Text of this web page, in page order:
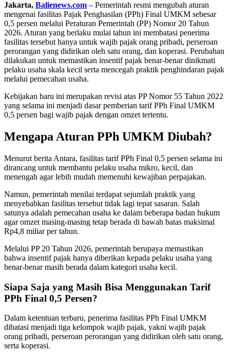
Jakarta, Balienews.com – Pemerintah resmi mengubah aturan
mengenai fasilitas Pajak Penghasilan (PPh) Final UMKM sebesar
0,5 persen melalui Peraturan Pemerintah (PP) Nomor 20 Tahun
2026. Aturan yang berlaku mulai tahun ini membatasi penerima
fasilitas tersebut hanya untuk wajib pajak orang pribadi, perseroan
perorangan yang didirikan oleh satu orang, dan koperasi. Perubahan
dilakukan untuk memastikan insentif pajak benar-benar dinikmati
pelaku usaha skala kecil serta mencegah praktik penghindaran pajak
melalui pemecahan usaha.
Kebijakan baru ini merupakan revisi atas PP Nomor 55 Tahun 2022
yang selama ini menjadi dasar pemberian tarif PPh Final UMKM
0,5 persen bagi wajib pajak dengan omzet tertentu.
Mengapa Aturan PPh UMKM Diubah?
Menurut berita Antara, fasilitas tarif PPh Final 0,5 persen selama ini
dirancang untuk membantu pelaku usaha mikro, kecil, dan
menengah agar lebih mudah memenuhi kewajiban perpajakan.
Namun, pemerintah menilai terdapat sejumlah praktik yang
menyebabkan fasilitas tersebut tidak lagi tepat sasaran. Salah
satunya adalah pemecahan usaha ke dalam beberapa badan hukum
agar omzet masing-masing tetap berada di bawah batas maksimal
Rp4,8 miliar per tahun.
Melalui PP 20 Tahun 2026, pemerintah berupaya memastikan
bahwa insentif pajak hanya diberikan kepada pelaku usaha yang
benar-benar masih berada dalam kategori usaha kecil.
Siapa Saja yang Masih Bisa Menggunakan Tarif
PPh Final 0,5 Persen?
Dalam ketentuan terbaru, penerima fasilitas PPh Final UMKM
dibatasi menjadi tiga kelompok wajib pajak, yakni wajib pajak
orang pribadi, perseroan perorangan yang didirikan oleh satu orang,
serta koperasi.